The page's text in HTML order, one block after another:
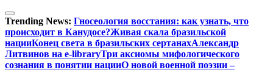
Перейти
к
содержимому
Trending News: Гносеология восстания: как узнать, что
происходит в Канудосе?Живая скала бразильской
нацииКонец света в бразильских сертанахАлександр
Литвинов на e-libraryТри аксиомы мифологического
сознания в понятии нацииО новой военной поэзии –